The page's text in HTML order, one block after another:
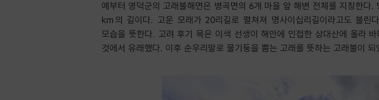
예부터 영덕군의 고래불해면은 병곡면의 6개 마을 앞 해변 전체를 지칭한다
㎞의 길이다. 고운 모래가 20리길로 펼쳐져 명사이십리길이라고도 불린
모습을 뜻한다. 고려 후기 목은 이색 선생이 해안에 인접한 상대산에 올라
것에서 유래했다. 이후 순우리말로 물기둥을 뿜는 고래를 뜻하는 고래불이 되